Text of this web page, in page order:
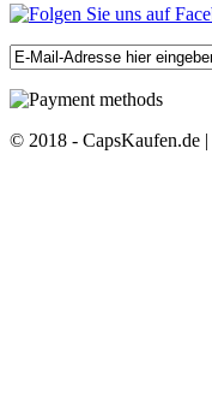
© 2018 - CapsKaufen.de